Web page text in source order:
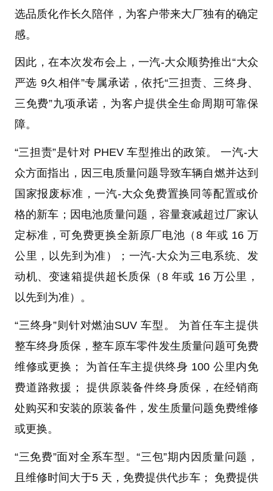
选品质化作长久陪伴，为客户带来大厂独有的确定
感。
因此，在本次发布会上，一汽-大众顺势推出“大众
严选 9久相伴”专属承诺，依托“三担责、三终身、
三免费”九项承诺，为客户提供全生命周期可靠保
障。
“三担责”是针对 PHEV 车型推出的政策。 一汽-大
众方面指出，因三电质量问题导致车辆自燃并达到
国家报废标准，一汽-大众免费置换同等配置或价
格的新车；因电池质量问题，容量衰减超过厂家认
定标准，可免费更换全新原厂电池（8 年或 16 万
公里，以先到为准）；一汽-大众为三电系统、发
动机、变速箱提供超长质保（8 年或 16 万公里，
以先到为准）。
“三终身”则针对燃油SUV 车型。 为首任车主提供
整车终身质保，整车原车零件发生质量问题可免费
维修或更换； 为首任车主提供终身 100 公里内免
费道路救援； 提供原装备件终身质保，在经销商
处购买和安装的原装备件，发生质量问题免费维修
或更换。
“三免费”面对全系车型。“三包”期内因质量问题，
且维修时间大于5 天，免费提供代步车； 免费提供